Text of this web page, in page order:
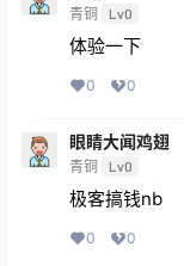
青铜 Lv0
体验一下
0 0
眼睛大闻鸡翅
青铜 Lv0
极客搞钱nb
0 0